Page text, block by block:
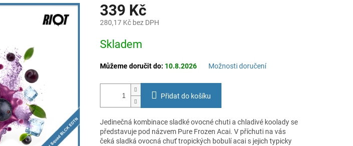
339 Kč
280,17 Kč bez DPH
cena:
Skladem
Můžeme doručit do: 10.8.2026 Možnosti doručení
Přidat do košíku
Jedinečná kombinace sladké ovocné chuti a chladivé koolady se
představuje pod názvem Pure Frozen Acai. V příchuti na vás
čeká sladká ovocná chuť tropických bobulí acai s jejich typicky